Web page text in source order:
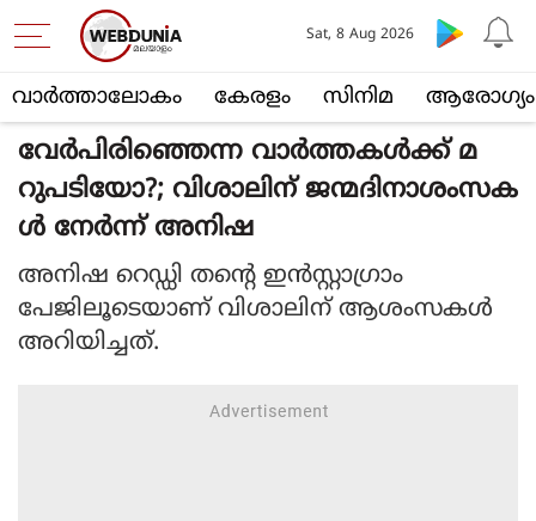
വാര്‍ത്താലോകം കേരളം സിനിമ ആരോഗ്യം
Sat, 8 Aug 2026
വേർപിരിഞ്ഞെന്ന വാർത്തകൾക്ക് മ
റുപടിയോ?; വിശാലിന് ജന്മദിനാശംസക
ൾ നേർന്ന് അനിഷ
അനിഷ റെഡ്ഡി തന്റെ ഇൻസ്റ്റാഗ്രാം
പേജിലൂടെയാണ് വിശാലിന് ആശംസകൾ
അറിയിച്ചത്.